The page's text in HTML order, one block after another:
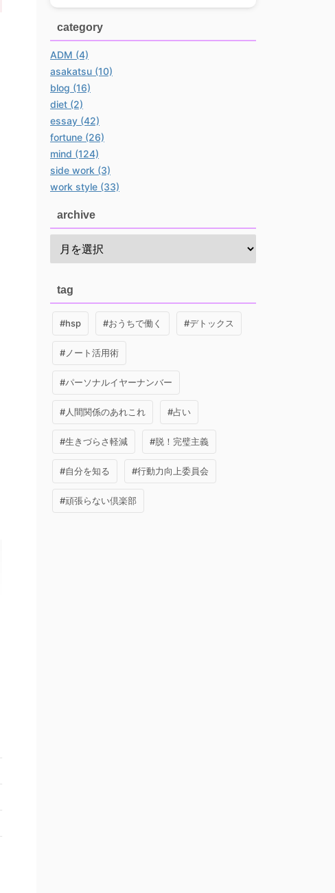
category
ADM (4)
asakatsu (10)
blog (16)
diet (2)
essay (42)
fortune (26)
mind (124)
side work (3)
work style (33)
archive
tag
#hsp #おうちで働く #デトックス
#ノート活用術
#パーソナルイヤーナンバー
#人間関係のあれこれ #占い
#生きづらさ軽減 #脱！完璧主義
#自分を知る #行動力向上委員会
#頑張らない倶楽部